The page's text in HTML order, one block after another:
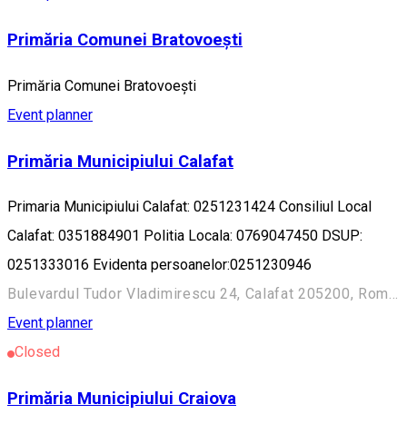
Primăria Comunei Bratovoești
Primăria Comunei Bratovoești
Event planner
Primăria Municipiului Calafat
Primaria Municipiului Calafat: 0251231424 Consiliul Local
Calafat: 0351884901 Politia Locala: 0769047450 DSUP:
0251333016 Evidenta persoanelor:0251230946
Bulevardul Tudor Vladimirescu 24, Calafat 205200, Romania
Event planner
Closed
Primăria Municipiului Craiova